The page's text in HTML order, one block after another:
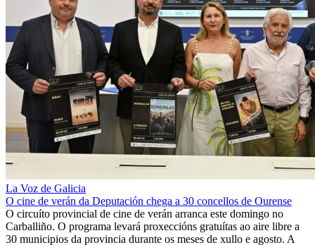
La Voz de Galicia
O cine de verán da Deputación chega a 30 concellos de Ourense
O circuíto provincial de cine de verán arranca este domingo no
Carballiño. O programa levará proxeccións gratuítas ao aire libre a
30 municipios da provincia durante os meses de xullo e agosto. A